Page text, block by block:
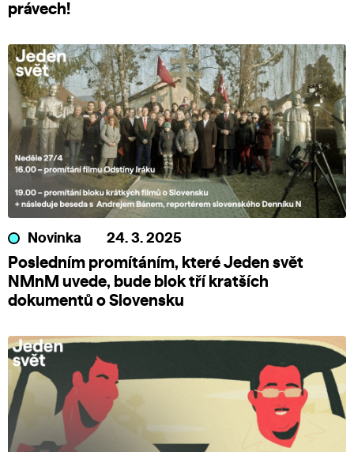
právech!
Novinka 24. 3. 2025
Posledním promítáním, které Jeden svět
NMnM uvede, bude blok tří kratších
dokumentů o Slovensku